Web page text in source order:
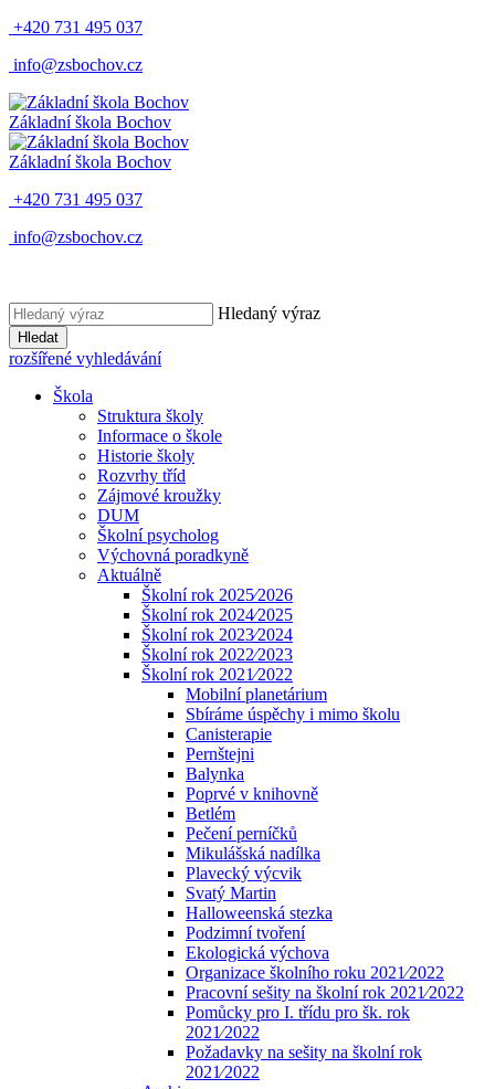
+420 731 495 037
info@zsbochov.cz
Základní škola Bochov
Základní škola Bochov
+420 731 495 037
info@zsbochov.cz
Hledaný výraz
Hledat
rozšířené vyhledávání
Škola
Struktura školy
Informace o škole
Historie školy
Rozvrhy tříd
Zájmové kroužky
DUM
Školní psycholog
Výchovná poradkyně
Aktuálně
Školní rok 2025⁄2026
Školní rok 2024⁄2025
Školní rok 2023⁄2024
Školní rok 2022⁄2023
Školní rok 2021⁄2022
Mobilní planetárium
Sbíráme úspěchy i mimo školu
Canisterapie
Pernštejni
Balynka
Poprvé v knihovně
Betlém
Pečení perníčků
Mikulášská nadílka
Plavecký výcvik
Svatý Martin
Halloweenská stezka
Podzimní tvoření
Ekologická výchova
Organizace školního roku 2021⁄2022
Pracovní sešity na školní rok 2021⁄2022
Pomůcky pro I. třídu pro šk. rok
2021⁄2022
Požadavky na sešity na školní rok
2021⁄2022